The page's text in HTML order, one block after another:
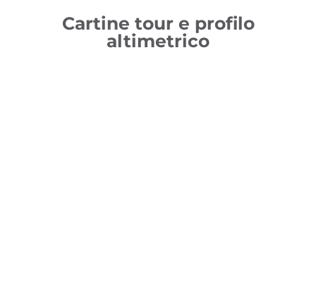
Cartine tour e profilo
altimetrico